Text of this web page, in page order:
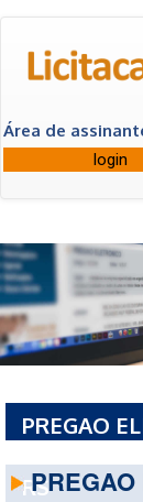
Área de
PREGAO
RS